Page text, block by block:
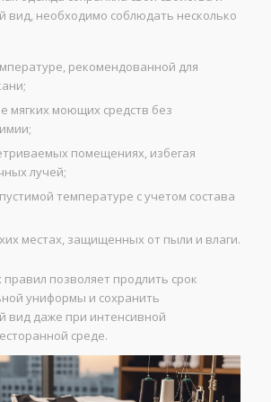
вид, необходимо соблюдать несколько
рекомендованной для
мягких моющих средств без
помещениях, избегая
лучей;
температуре с учетом состава
местах, защищенных от пыли и влаги.
позволяет продлить срок
униформы и сохранить
вид даже при интенсивной
среде.